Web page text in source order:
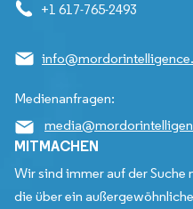
+1 617-765-2493
Medienanfragen:
MITMACHEN
Wir sind immer auf der
die über ein